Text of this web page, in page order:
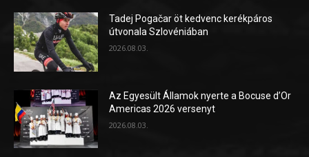
Tadej Pogačar öt kedvenc kerékpáros
útvonala Szlovéniában
2026.08.03.
Az Egyesült Államok nyerte a Bocuse d’Or
Americas 2026 versenyt
2026.08.03.